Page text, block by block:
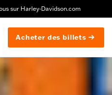
sur Harley-Davidson.com
Acheter des billets